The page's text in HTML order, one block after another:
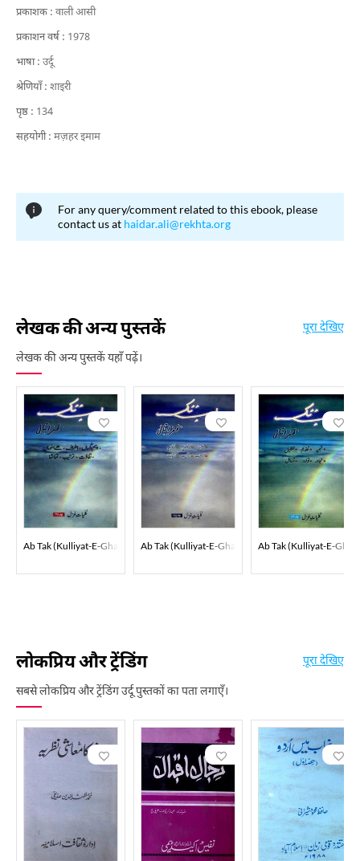
प्रकाशक : वाली आसी
प्रकाशन वर्ष : 1978
भाषा : उर्दू
श्रेणियाँ : शाइरी
पृष्ठ : 134
सहयोगी : मज़हर इमाम
For any query/comment related to this ebook, please
contact us at haidar.ali@rekhta.org
लेखक की अन्य पुस्तकें
लेखक की अन्य पुस्तकें यहाँ पढ़ें।
पूरा देखिए
Ab Tak (Kulliyat-E-Ghazal) Ab Tak (Kulliyat-E-Ghazal) Ab Tak (Kulliyat-E-
लोकप्रिय और ट्रेंडिंग
सबसे लोकप्रिय और ट्रेंडिंग उर्दू पुस्तकों का पता लगाएँ।
पूरा देखिए